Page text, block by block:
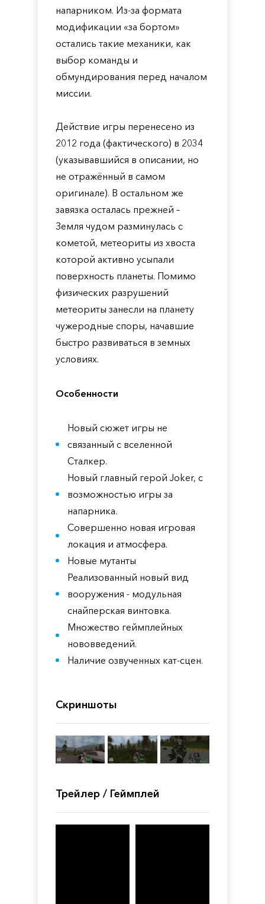
напарником. Из-за формата
модификации «за бортом»
остались такие механики, как
выбор команды и
обмундирования перед началом
миссии.
Действие игры перенесено из
2012 года (фактического) в 2034
(указывавшийся в описании, но
не отражённый в самом
оригинале). В остальном же
завязка осталась прежней –
Земля чудом разминулась с
кометой, метеориты из хвоста
которой активно усыпали
поверхность планеты. Помимо
физических разрушений
метеориты занесли на планету
чужеродные споры, начавшие
быстро развиваться в земных
условиях.
Особенности
Новый сюжет игры не
связанный с вселенной
Сталкер.
Новый главный герой Joker, с
возможностью игры за
напарника.
Совершенно новая игровая
локация и атмосфера.
Новые мутанты
Реализованный новый вид
вооружения - модульная
снайперская винтовка.
Множество геймплейных
нововведений.
Наличие озвученных кат-сцен.
Скриншоты
Трейлер / Геймплей